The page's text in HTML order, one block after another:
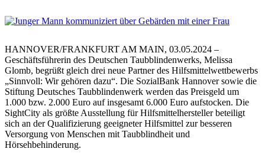
HANNOVER/FRANKFURT AM MAIN, 03.05.2024 –
Geschäftsführerin des Deutschen Taubblindenwerks, Melissa
Glomb, begrüßt gleich drei neue Partner des Hilfsmittelwettbewerbs
„Sinnvoll: Wir gehören dazu“. Die SozialBank Hannover sowie die
Stiftung Deutsches Taubblindenwerk werden das Preisgeld um
1.000 bzw. 2.000 Euro auf insgesamt 6.000 Euro aufstocken. Die
SightCity als größte Ausstellung für Hilfsmittelhersteller beteiligt
sich an der Qualifizierung geeigneter Hilfsmittel zur besseren
Versorgung von Menschen mit Taubblindheit und
Hörsehbehinderung.